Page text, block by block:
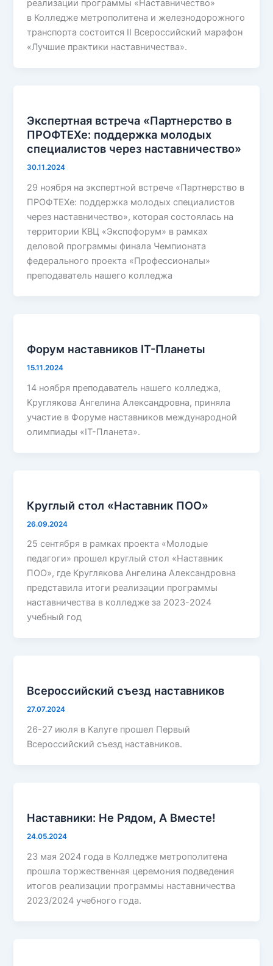
реализации программы «Наставничество»
в Колледже метрополитена и железнодорожного
транспорта состоится II Всероссийский марафон
«Лучшие практики наставничества».
Экспертная встреча «Партнерство в
ПРОФТЕХе: поддержка молодых
специалистов через наставничество»
30.11.2024
29 ноября на экспертной встрече «Партнерство в
ПРОФТЕХе: поддержка молодых специалистов
через наставничество», которая состоялась на
территории КВЦ «Экспофорум» в рамках
деловой программы финала Чемпионата
федерального проекта «Профессионалы»
преподаватель нашего колледжа
Форум наставников IT-Планеты
15.11.2024
14 ноября преподаватель нашего колледжа,
Круглякова Ангелина Александровна, приняла
участие в Форуме наставников международной
олимпиады «IT-Планета».
Круглый стол «Наставник ПОО»
26.09.2024
25 сентября в рамках проекта «Молодые
педагоги» прошел круглый стол «Наставник
ПОО», где Круглякова Ангелина Александровна
представила итоги реализации программы
наставничества в колледже за 2023-2024
учебный год
Всероссийский съезд наставников
27.07.2024
26-27 июля в Калуге прошел Первый
Всероссийский съезд наставников.
Наставники: Не Рядом, А Вместе!
24.05.2024
23 мая 2024 года в Колледже метрополитена
прошла торжественная церемония подведения
итогов реализации программы наставничества
2023/2024 учебного года.